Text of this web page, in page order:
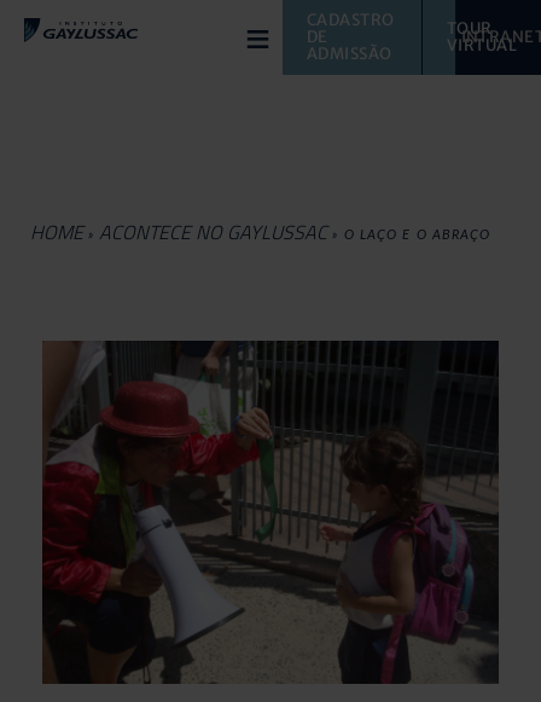
≡
CADASTRO
DE
ADMISSÃO
TOUR
VIRTUAL
HOME » ACONTECE NO GAYLUSSAC » O LAÇO E O ABRAÇO